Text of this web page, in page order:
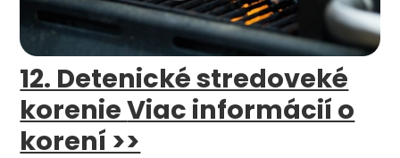
12. Detenické stredoveké
korenieViac informácií o
korení >>